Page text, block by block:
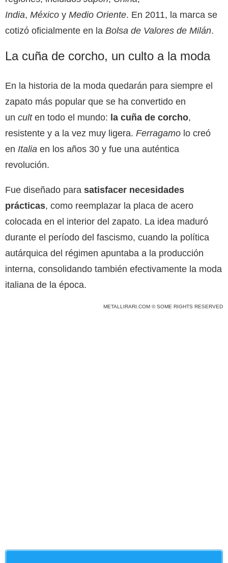
India, México y Medio Oriente. En 2011, la marca se
cotizó oficialmente en la Bolsa de Valores de Milán.
La cuña de corcho, un culto a la moda
En la historia de la moda quedarán para siempre el
zapato más popular que se ha convertido en
un culten todo el mundo: la cuña de corcho,
resistente y a la vez muy ligera. Ferragamo lo creó
en Italia en los años 30 y fue una auténtica
revolución.
Fue diseñado para satisfacer necesidades
prácticas, como reemplazar la placa de acero
colocada en el interior del zapato. La idea maduró
durante el período del fascismo, cuando la política
autárquica del régimen apuntaba a la producción
interna, consolidando también efectivamente la moda
italiana de la época.
METALLIRARI.COM © SOME RIGHTS RESERVED